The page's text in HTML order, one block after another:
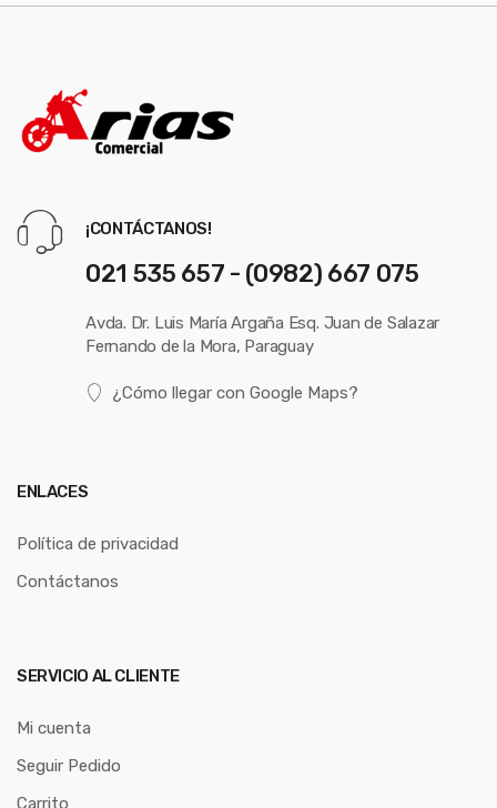
¡CONTÁCTANOS!
021 535 657 - (0982) 667 075
Avda. Dr. Luis María Argaña Esq. Juan de Salazar
Fernando de la Mora, Paraguay
¿Cómo llegar con Google Maps?
ENLACES
Política de privacidad
Contáctanos
SERVICIO AL CLIENTE
Mi cuenta
Seguir Pedido
Carrito